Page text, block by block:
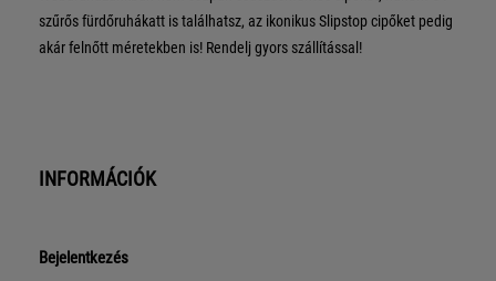
szűrős fürdőruhákatt is találhatsz, az ikonikus Slipstop cipőket pedig
akár felnőtt méretekben is! Rendelj gyors szállítással!
INFORMÁCIÓK
Bejelentkezés